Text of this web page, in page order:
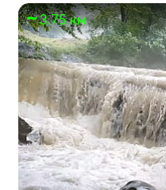
3.75 км